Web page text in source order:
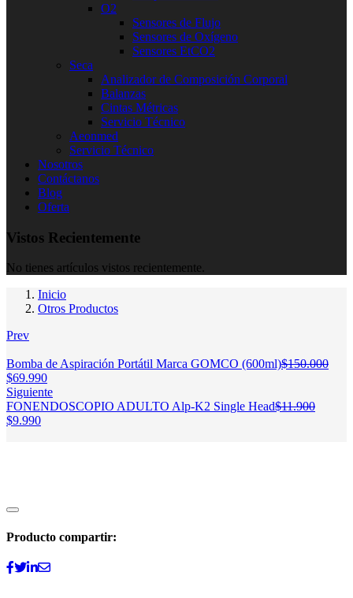
O2
Sensores de Flujo
Sensores de Oxígeno
Sensores EtCO2
Seca
Analizador de Composición Corporal
Balanzas
Cintas Métricas
Servicio Técnico
Aeonmed
Servicio Técnico
Nosotros
Contáctanos
Blog
Oferta
Vistos Recientemente
No tienes artículos vistos recientemente.
Inicio
Otros Productos
Prev
Bomba de Aspiración Portátil Marca GOMCO (600ml)$150.000
El
precio
original
era:
$69.990El
precio
actual
Siguiente
FONENDOSCOPIO ADULTO Alp-K2 Single Head$11.900
El
$9.990El
Producto compartir: